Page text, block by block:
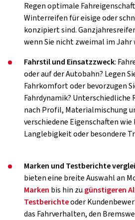
Regen optimale
Winterreifen für eisige oder
konzipiert sind.
wenn Sie nicht zweimal im Jahr
Fahrstil und Einsatzzweck:
oder auf der Autobahn? Legen
Fahrkomfort oder bevorzugen
Fahrdynamik?
nach Profil, Materialmischung
verschiedene Eigenschaften
Langlebigkeit oder besondere
Marken und Testberichte
bieten eine breite Auswahl an
Marken bis hin zu günstigeren
Testberichteoder
das Fahrverhalten, den